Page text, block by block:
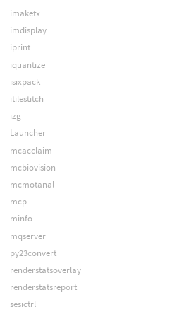
imaketx
imdisplay
iprint
iquantize
isixpack
itilestitch
izg
Launcher
mcacclaim
mcbiovision
mcmotanal
mcp
minfo
mqserver
py23convert
renderstatsoverlay
renderstatsreport
sesictrl